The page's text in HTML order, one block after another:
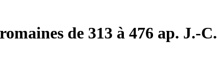
de 313 à 476 ap. J.-C.